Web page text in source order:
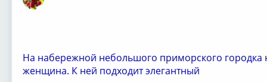
На набережной небольшого приморского городка
женщина. К ней подходит элегантный